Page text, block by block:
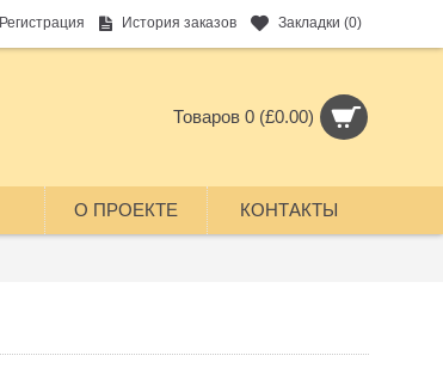
Регистрация История заказов Закладки (0)
Товаров 0 (£0.00)
О ПРОЕКТЕ КОНТАКТЫ